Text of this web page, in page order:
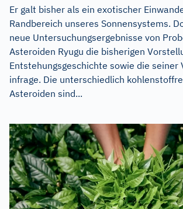
Er galt bisher als ein exotischer
Randbereich unseres Sonnensystems.
neue Untersuchungsergebnisse von
Asteroiden Ryugu die bisherigen
Entstehungsgeschichte sowie die seiner
infrage. Die unterschiedlich
Asteroiden sind...